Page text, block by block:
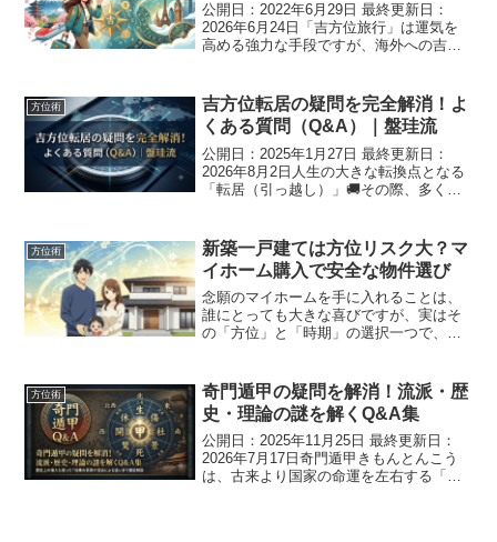
公開日：2022年6月29日 最終更新日：
2026年6月24日「吉方位旅行」は運気を
高める強力な手段ですが、海外への吉方
門遁甲ばんけいりゅうきもんとんこうで
は、方位の...
方位術
吉方位転居の疑問を完全解消！よ
くある質問（Q&A）｜盤珪流
公開日：2025年1月27日 最終更新日：
2026年8月2日人生の大きな転換点となる
「転居（引っ越し）」🚚その際、多くの
の結果がバラバラで、何を信じればいい
か分からない...
方位術
新築一戸建ては方位リスク大？マ
イホーム購入で安全な物件選び
念願のマイホームを手に入れることは、
誰にとっても大きな喜びですが、実はそ
の「方位」と「時期」の選択一つで、そ
ーは、私たちの人生に絶大な影響を与え
ます。特に、人生の最大の...
方位術
奇門遁甲の疑問を解消！流派・歴
史・理論の謎を解くQ&A集
公開日：2025年11月25日 最終更新日：
2026年7月17日奇門遁甲きもんとんこう
は、古来より国家の命運を左右する「最